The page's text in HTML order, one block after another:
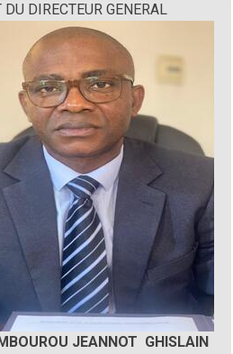
DU DIRECTEUR GENERAL
MBOUROU JEANNOT GHISLAIN